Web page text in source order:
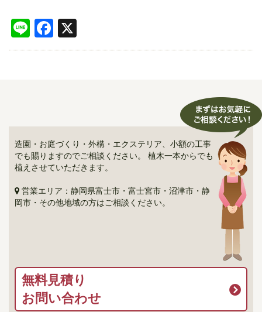
LineFacebook
造園・お庭づくり・外構・エクステリア、小額の工事
でも賜りますのでご相談ください。 植木一本からでも
植えさせていただきます。
営業エリア：静岡県富士市・富士宮市・沼津市・静
岡市・その他地域の方はご相談ください。
無料見積り
お問い合わせ